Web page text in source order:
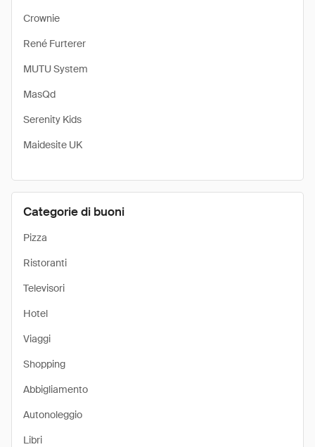
Crownie
René Furterer
MUTU System
MasQd
Serenity Kids
Maidesite UK
Categorie di buoni
Pizza
Ristoranti
Televisori
Hotel
Viaggi
Shopping
Abbigliamento
Autonoleggio
Libri